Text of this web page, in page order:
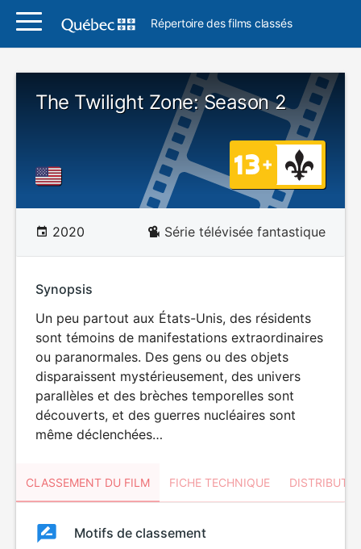
Répertoire des films classés
The Twilight Zone: Season 2
2020 Série télévisée fantastique
Synopsis
Un peu partout aux États-Unis, des résidents
sont témoins de manifestations extraordinaires
ou paranormales. Des gens ou des objets
disparaissent mystérieusement, des univers
parallèles et des brèches temporelles sont
découverts, et des guerres nucléaires sont
même déclenchées…
CLASSEMENT DU FILM FICHE TECHNIQUE
ClassementClassement
Motifs de classement